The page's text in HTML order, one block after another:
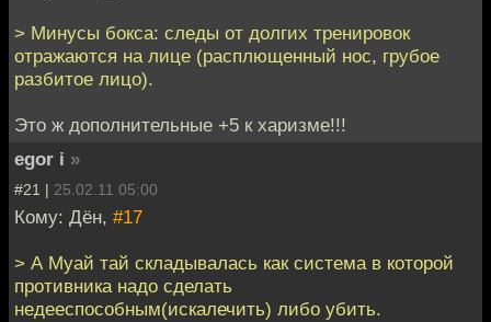
> Минусы бокса: следы от долгих тренировок
отражаются на лице (расплющенный нос, грубое
разбитое лицо).
Это ж дополнительные +5 к харизме!!!
egor i »
#21 | 25.02.11 05:00
Кому: Дён, #17
> А Муай тай складывалась как система в которой
противника надо сделать
недееспособным(искалечить) либо убить.